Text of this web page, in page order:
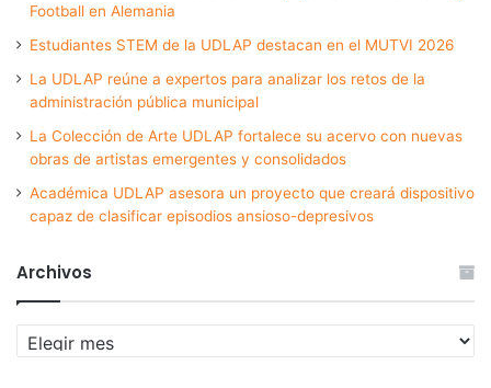
Football en Alemania
Estudiantes STEM de la UDLAP destacan en el MUTVI 2026
La UDLAP reúne a expertos para analizar los retos de la
administración pública municipal
La Colección de Arte UDLAP fortalece su acervo con nuevas
obras de artistas emergentes y consolidados
Académica UDLAP asesora un proyecto que creará dispositivo
capaz de clasificar episodios ansioso-depresivos
Archivos
Archivos